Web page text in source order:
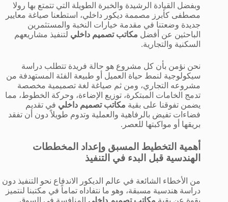
وبفضل القيادة الرشيدة والخبرة الطويلة التي تتمتع بها رولا
مصطفى كأبرز مصممة ديكور داخلي، استطعنا صياغة معايير
جديدة وضعتنا في مقدمة خيارات النخبة والمستثمرين
الباحثين عن أفضل مكاتب تصميم داخلي لتنفيذ مشاريعهم
السكنية والتجارية.
نحن نؤمن بأن كل مشروع هو حالة فريدة تتطلب دراسة
سيكولوجية لنمط حياة العميل أو طبيعة الفئة المستهدفة من
مشروعه التجاري، ومن ثم صياغة لغة تصميمية مخصصة
تدمج الخامات المبتكرة، توزيع الإضاءة، وحركة الخطوط، مما
يضمن تفوقنا على بقية مكاتب تصميم داخلي في تقديم
فضاءات تفيض بالرفاهية والعملية وتدوم طويلاً دون أن تفقد
بريقها أو مواكبتها للعصر.
أهمية التخطيط المسبق وإعداد المخططات
الهندسية قبل البدء في التنفيذ
من الأخطاء الشائعة في عالم الديكور الاندفاع نحو التنفيذ دون
دراسة هندسية مسبقة، وهو ما نتفاداه تماماً في مكتبنا لنتميز
بقوة عن بقية مكاتب تصميم داخلي المنافسة في السوق.